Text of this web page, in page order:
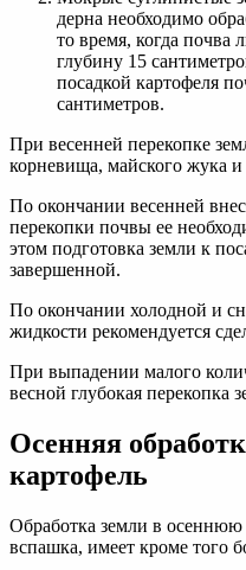
дерна необходимо
то время, когда почва
глубину 15
посадкой картофеля
сантиметров.
При весенней перекопке
корневища, майского жука
По окончании весенней
перекопки почвы ее
этом подготовка земли к
завершенной.
По окончании холодной и
жидкости рекомендуется
При выпадении малого
весной глубокая перекопка
Осенняя
картофель
Обработка земли в осеннюю
вспашка, имеет кроме того